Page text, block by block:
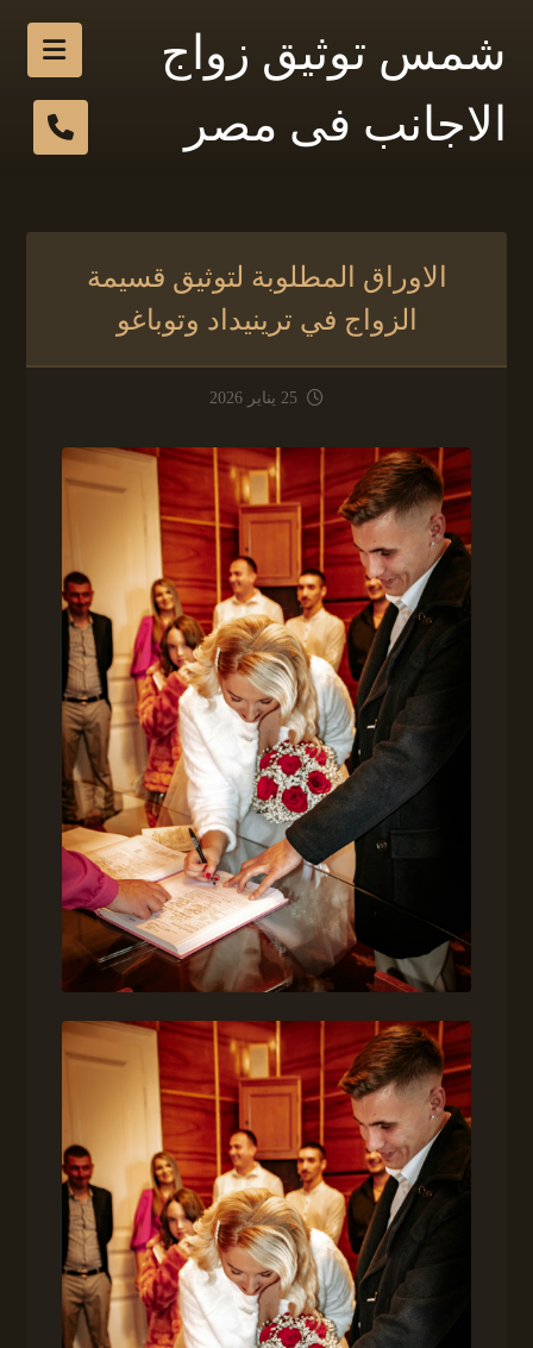
شمس توثيق زواج
الاجانب فى مصر
الاوراق المطلوبة لتوثيق قسيمة
الزواج في ترينيداد وتوباغو
25 يناير 2026